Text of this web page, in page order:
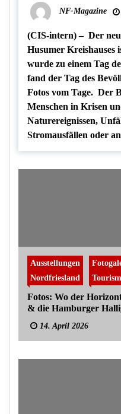
NF-Magazine
(CIS-intern) – Der
Husumer Kreishauses
wurde zu einem Tag
fand der Tag des
Fotos vom Tage. Der
Menschen in Krisen
Naturereignissen,
Stromausfällen oder
Ausstellungen
Nordfriesland
Fotos: Wo der
& die Hamburger
14. April 2026